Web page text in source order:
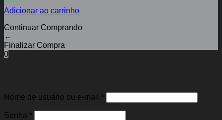
Adicionar ao carrinho
Continuar Comprando
←
Finalizar Compra
0
Nome de usuário ou e-mail *Obrigatório
Senha *Obrigatório